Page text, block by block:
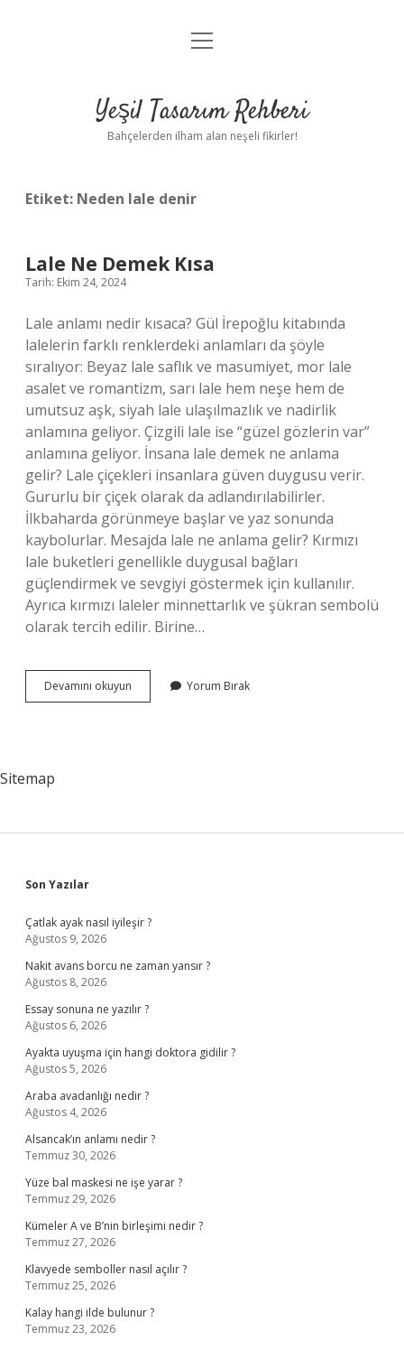
Anasayfa
Yasal Uyarı
menüyü
Yeşil Tasarım Rehberi
Bahçelerden ilham alan neşeli fikirler!
Etiket: Neden lale denir
Lale Ne Demek Kısa
Tarih: Ekim 24, 2024
Lale anlamı nedir kısaca? Gül İrepoğlu kitabında
lalelerin farklı renklerdeki anlamları da şöyle
sıralıyor: Beyaz lale saflık ve masumiyet, mor lale
asalet ve romantizm, sarı lale hem neşe hem de
umutsuz aşk, siyah lale ulaşılmazlık ve nadirlik
anlamına geliyor. Çizgili lale ise “güzel gözlerin var”
anlamına geliyor. İnsana lale demek ne anlama
gelir? Lale çiçekleri insanlara güven duygusu verir.
Gururlu bir çiçek olarak da adlandırılabilirler.
İlkbaharda görünmeye başlar ve yaz sonunda
kaybolurlar. Mesajda lale ne anlama gelir? Kırmızı
lale buketleri genellikle duygusal bağları
güçlendirmek ve sevgiyi göstermek için kullanılır.
Ayrıca kırmızı laleler minnettarlık ve şükran sembolü
olarak tercih edilir. Birine…
Devamını okuyun
Ne
Yorum Bırak
Sitemap
Sidebar
Son Yazılar
Çatlak ayak nasıl iyileşir ?
Ağustos 9, 2026
Nakit avans borcu ne zaman yansır ?
Ağustos 8, 2026
Essay sonuna ne yazılır ?
Ağustos 6, 2026
Ayakta uyuşma için hangi doktora gidilir ?
Ağustos 5, 2026
Araba avadanlığı nedir ?
Ağustos 4, 2026
Alsancak’ın anlamı nedir ?
Temmuz 30, 2026
Yüze bal maskesi ne işe yarar ?
Temmuz 29, 2026
Kümeler A ve B’nin birleşimi nedir ?
Temmuz 27, 2026
Klavyede semboller nasıl açılır ?
Temmuz 25, 2026
Kalay hangi ilde bulunur ?
Temmuz 23, 2026